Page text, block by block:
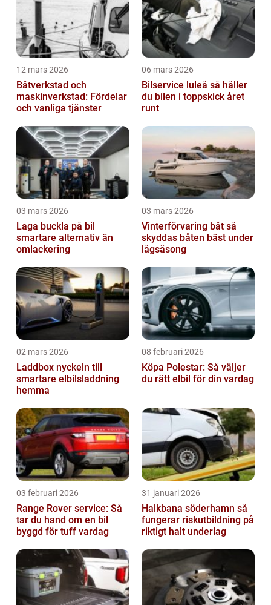
12 mars 2026
Båtverkstad och
maskinverkstad: Fördelar
och vanliga tjänster
06 mars 2026
Bilservice luleå så håller
du bilen i toppskick året
runt
03 mars 2026
Laga buckla på bil
smartare alternativ än
omlackering
03 mars 2026
Vinterförvaring båt så
skyddas båten bäst under
lågsäsong
02 mars 2026
Laddbox nyckeln till
smartare elbilsladdning
hemma
08 februari 2026
Köpa Polestar: Så väljer
du rätt elbil för din vardag
03 februari 2026
Range Rover service: Så
tar du hand om en bil
byggd för tuff vardag
31 januari 2026
Halkbana söderhamn så
fungerar riskutbildning på
riktigt halt underlag